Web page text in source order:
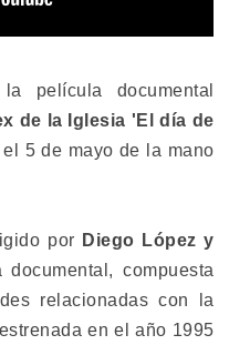
película documental
de la Iglesia 'El día de
5 de mayo de la mano
por Diego López y
compuesta
relacionadas con la
en el año 1995